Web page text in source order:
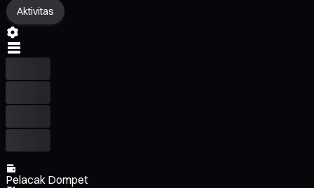
Aktivitas
Pelacak Dompet